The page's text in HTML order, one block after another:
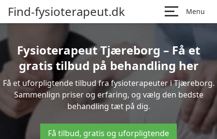
Find-fysioterapeut.dk Menu
Fysioterapeut Tjæreborg – Få et
gratis tilbud på behandling her
Få et uforpligtende tilbud fra fysioterapeuter i Tjæreborg.
Sammenlign priser og erfaring, og vælg den bedste
behandling tæt på dig.
Få tilbud, gratis og uforpligtende